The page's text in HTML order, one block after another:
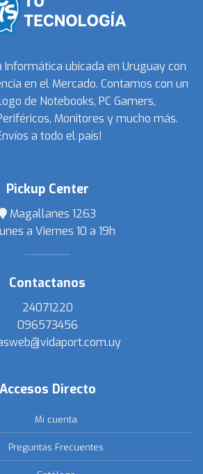
Informática ubicada en Uruguay con
en el Mercado. Contamos con un
de Notebooks, PC Gamers,
Monitores y mucho más.
a todo el país!
Pickup Center
Magallanes 1263
a Viernes 10 a 19h
Contactanos
24071220
096573456
Accesos Directo
Mi cuenta
Preguntas Frecuentes